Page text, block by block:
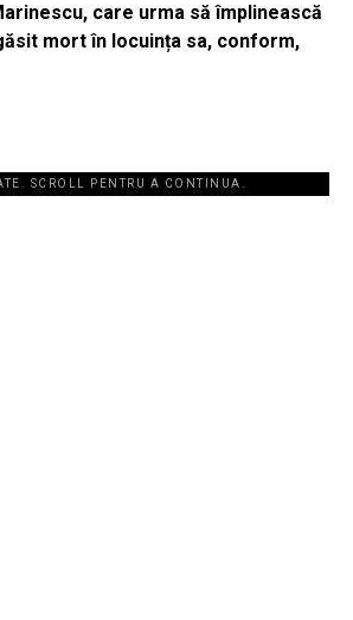
care urma să împlinească
mort în locuința sa, conform,
SCROLL PENTRU A CONTINUA.